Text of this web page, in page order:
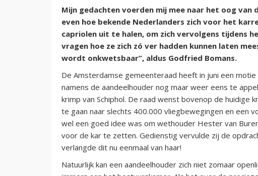
Mijn gedachten voerden mij mee naar het oog van
even hoe bekende Nederlanders zich voor het
capriolen uit te halen, om zich vervolgens tijdens
vragen hoe ze zich zó ver hadden kunnen laten
wordt onkwetsbaar”, aldus Godfried Bomans.
De Amsterdamse gemeenteraad heeft in juni een
namens de aandeelhouder nog maar weer eens te
krimp van Schiphol. De raad wenst bovenop de
te gaan naar slechts 400.000 vliegbewegingen en een
wel een goed idee was om wethouder Hester van
voor de kar te zetten. Gedienstig vervulde zij de
verlangde dit nu eenmaal van haar!
Natuurlijk kan een aandeelhouder zich niet zomaar